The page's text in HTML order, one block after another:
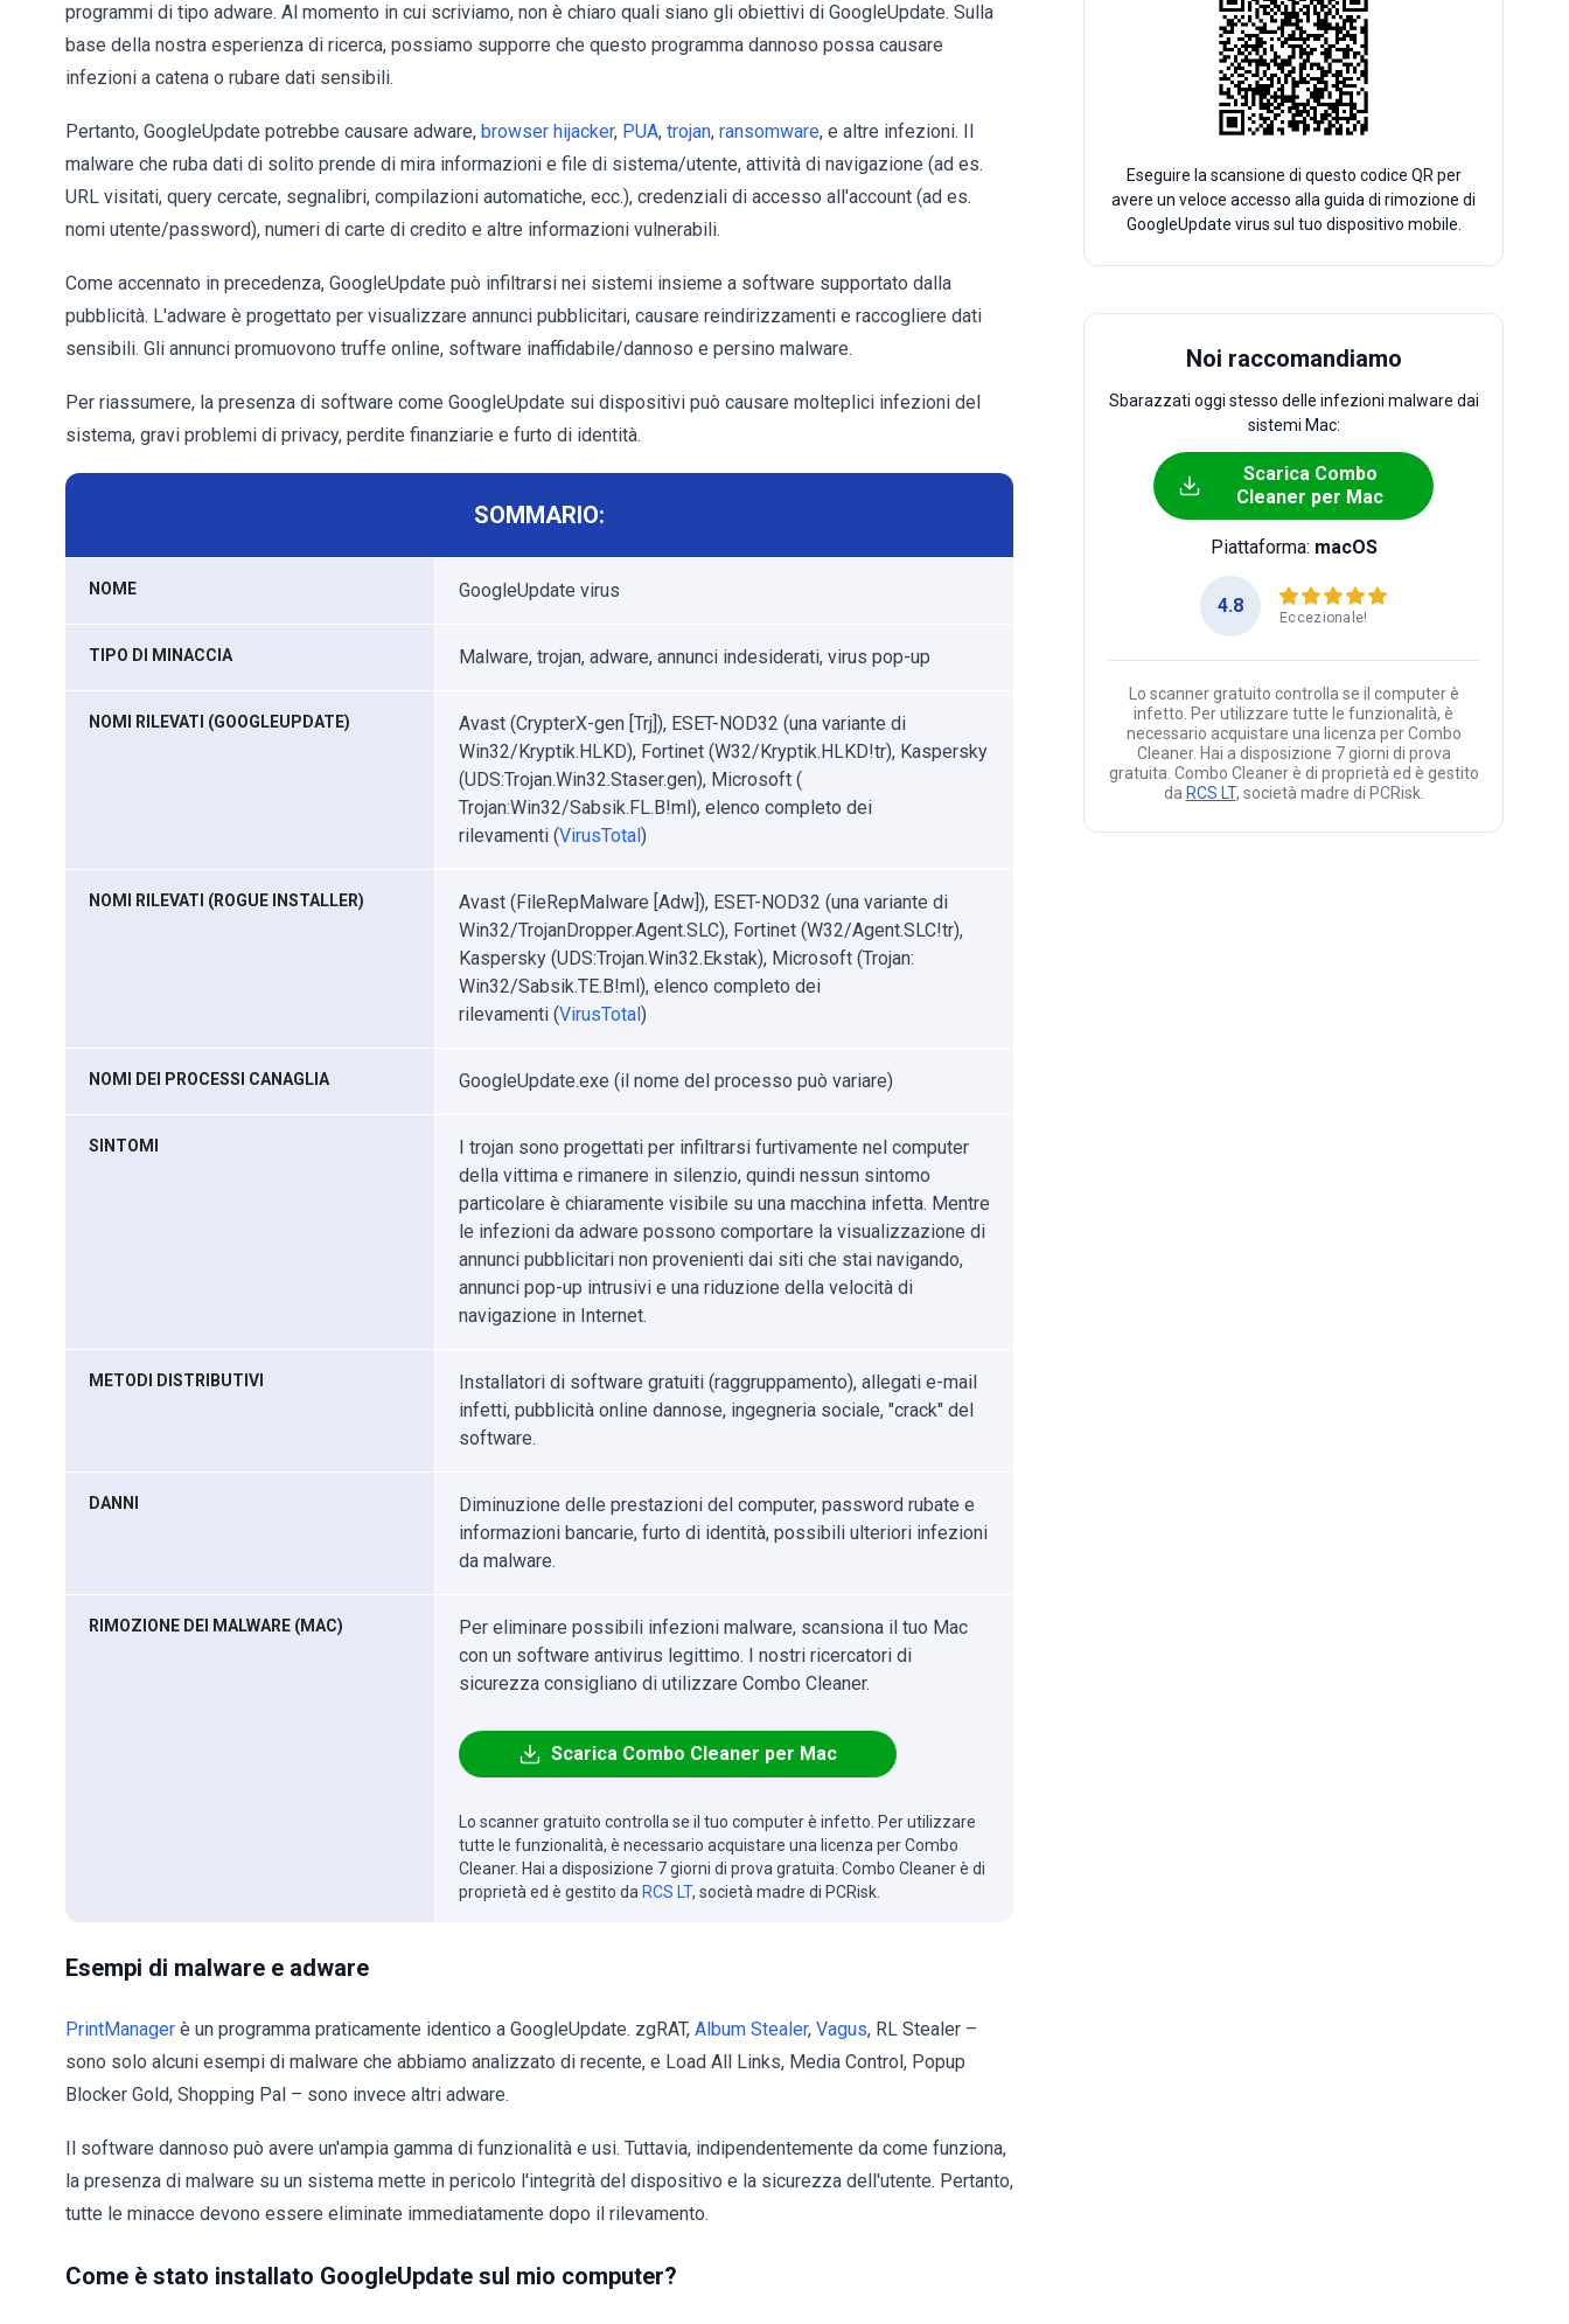
programmi di tipo adware. Al momento in cui scriviamo, non è chiaro quali siano gli obiettivi di GoogleUpdate. Sulla
base della nostra esperienza di ricerca, possiamo supporre che questo programma dannoso possa causare
infezioni a catena o rubare dati sensibili.
Pertanto, GoogleUpdate potrebbe causare adware, browser hijacker, PUA, trojan, ransomware, e altre infezioni. Il
malware che ruba dati di solito prende di mira informazioni e file di sistema/utente, attività di navigazione (ad es.
URL visitati, query cercate, segnalibri, compilazioni automatiche, ecc.), credenziali di accesso all'account (ad es.
nomi utente/password), numeri di carte di credito e altre informazioni vulnerabili.
Come accennato in precedenza, GoogleUpdate può infiltrarsi nei sistemi insieme a software supportato dalla
pubblicità. L'adware è progettato per visualizzare annunci pubblicitari, causare reindirizzamenti e raccogliere dati
sensibili. Gli annunci promuovono truffe online, software inaffidabile/dannoso e persino malware.
Per riassumere, la presenza di software come GoogleUpdate sui dispositivi può causare molteplici infezioni del
sistema, gravi problemi di privacy, perdite finanziarie e furto di identità.
SOMMARIO:
NOME GoogleUpdate virus
TIPO DI MINACCIA Malware, trojan, adware, annunci indesiderati, virus pop-up
NOMI RILEVATI (GOOGLEUPDATE)
Avast (CrypterX-gen [Trj]), ESET-NOD32 (una variante di
Win32/Kryptik.HLKD), Fortinet (W32/Kryptik.HLKD!tr), Kaspersky
(UDS:Trojan.Win32.Staser.gen), Microsoft (
Trojan:Win32/Sabsik.FL.B!ml), elenco completo dei
rilevamenti (VirusTotal)
NOMI RILEVATI (ROGUE INSTALLER)
Avast (FileRepMalware [Adw]), ESET-NOD32 (una variante di
Win32/TrojanDropper.Agent.SLC), Fortinet (W32/Agent.SLC!tr),
Kaspersky (UDS:Trojan.Win32.Ekstak), Microsoft (Trojan:
Win32/Sabsik.TE.B!ml), elenco completo dei
rilevamenti (VirusTotal)
NOMI DEI PROCESSI CANAGLIA GoogleUpdate.exe (il nome del processo può variare)
SINTOMI
I trojan sono progettati per infiltrarsi furtivamente nel computer
della vittima e rimanere in silenzio, quindi nessun sintomo
particolare è chiaramente visibile su una macchina infetta. Mentre
le infezioni da adware possono comportare la visualizzazione di
annunci pubblicitari non provenienti dai siti che stai navigando,
annunci pop-up intrusivi e una riduzione della velocità di
navigazione in Internet.
METODI DISTRIBUTIVI
Installatori di software gratuiti (raggruppamento), allegati e-mail
infetti, pubblicità online dannose, ingegneria sociale, "crack" del
software.
DANNI
Diminuzione delle prestazioni del computer, password rubate e
informazioni bancarie, furto di identità, possibili ulteriori infezioni
da malware.
RIMOZIONE DEI MALWARE (MAC)
Per eliminare possibili infezioni malware, scansiona il tuo Mac
con un software antivirus legittimo. I nostri ricercatori di
sicurezza consigliano di utilizzare Combo Cleaner.
Scarica Combo Cleaner per Mac
Lo scanner gratuito controlla se il tuo computer è infetto. Per utilizzare
tutte le funzionalità, è necessario acquistare una licenza per Combo
Cleaner. Hai a disposizione 7 giorni di prova gratuita. Combo Cleaner è di
proprietà ed è gestito da RCS LT, società madre di PCRisk.
Esempi di malware e adware
PrintManager è un programma praticamente identico a GoogleUpdate. zgRAT, Album Stealer, Vagus, RL Stealer –
sono solo alcuni esempi di malware che abbiamo analizzato di recente, e Load All Links, Media Control, Popup
Blocker Gold, Shopping Pal – sono invece altri adware.
Il software dannoso può avere un'ampia gamma di funzionalità e usi. Tuttavia, indipendentemente da come funziona,
la presenza di malware su un sistema mette in pericolo l'integrità del dispositivo e la sicurezza dell'utente. Pertanto,
tutte le minacce devono essere eliminate immediatamente dopo il rilevamento.
Come è stato installato GoogleUpdate sul mio computer?
Eseguire la scansione di questo codice QR per
avere un veloce accesso alla guida di rimozione di
GoogleUpdate virus sul tuo dispositivo mobile.
Noi raccomandiamo
Sbarazzati oggi stesso delle infezioni malware dai
sistemi Mac:
Scarica Combo
Cleaner per Mac
Piattaforma: macOS
4.8
Eccezionale!
Lo scanner gratuito controlla se il computer è
infetto. Per utilizzare tutte le funzionalità, è
necessario acquistare una licenza per Combo
Cleaner. Hai a disposizione 7 giorni di prova
gratuita. Combo Cleaner è di proprietà ed è gestito
da RCS LT, società madre di PCRisk.